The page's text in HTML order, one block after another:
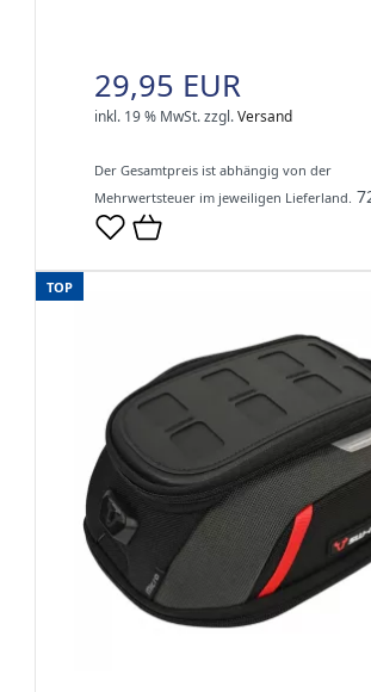
29,95 EUR
inkl. 19 % MwSt.zzgl.Versand
Der Gesamtpreis ist abhängig von der
Mehrwertsteuer im jeweiligen Lieferland.
TOP